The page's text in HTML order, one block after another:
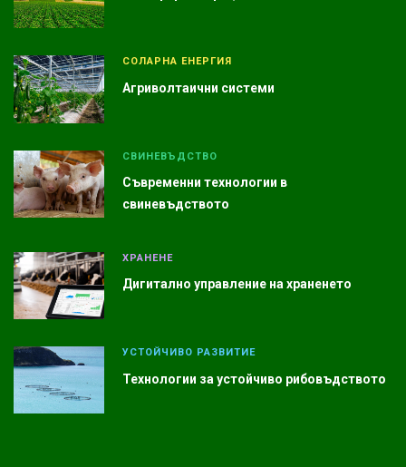
СОЛАРНА ЕНЕРГИЯ
Агриволтаични системи
СВИНЕВЪДСТВО
Съвременни технологии в
свиневъдството
ХРАНЕНЕ
Дигитално управление на храненето
УСТОЙЧИВО РАЗВИТИЕ
Технологии за устойчиво рибовъдството